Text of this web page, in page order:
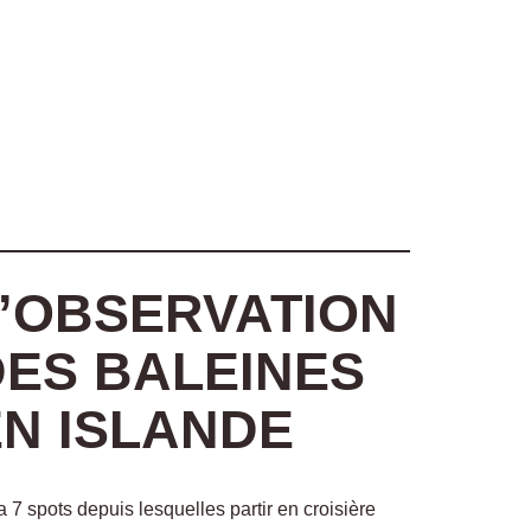
BALEINES
ISLANDE
7 spots depuis lesquelles partir en croisière